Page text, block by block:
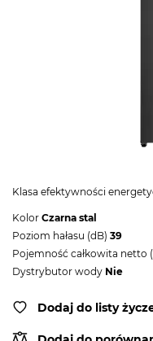
Klasa efektywności
Kolor Czarna stal
Poziom hałasu (dB) 39
Pojemność całkowita netto
Dystrybutor wody Nie
Dodaj do listy